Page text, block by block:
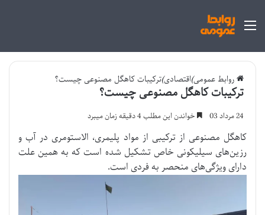
منو
روابط عمومی)اقتصادی)ترکیبات کاهگل مصنوعی چیست؟
ترکیبات کاهگل مصنوعی چیست؟
24 مرداد 03 خواندن این مطلب 4 دقیقه زمان میبرد
کاهگل مصنوعی از ترکیبی از مواد پلیمری، الاستومری در آب و
رزین‌های سیلیکونی خاص تشکیل شده است که به همین علت
دارای ویژگی‌های منحصر به فردی است.